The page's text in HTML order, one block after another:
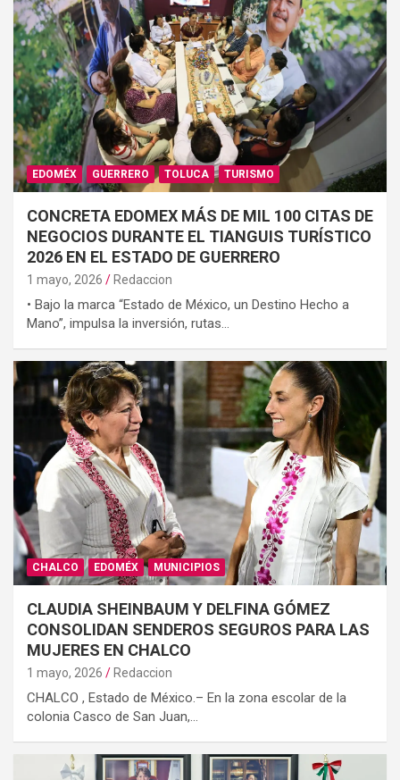
EDOMÉX GUERRERO TOLUCA TURISMO
CONCRETA EDOMEX MÁS DE MIL 100 CITAS DE
NEGOCIOS DURANTE EL TIANGUIS TURÍSTICO
2026 EN EL ESTADO DE GUERRERO
1 mayo, 2026 Redaccion
• Bajo la marca “Estado de México, un Destino Hecho a
Mano”, impulsa la inversión, rutas…
CHALCO EDOMÉX MUNICIPIOS
CLAUDIA SHEINBAUM Y DELFINA GÓMEZ
CONSOLIDAN SENDEROS SEGUROS PARA LAS
MUJERES EN CHALCO
1 mayo, 2026 Redaccion
CHALCO , Estado de México.– En la zona escolar de la
colonia Casco de San Juan,…